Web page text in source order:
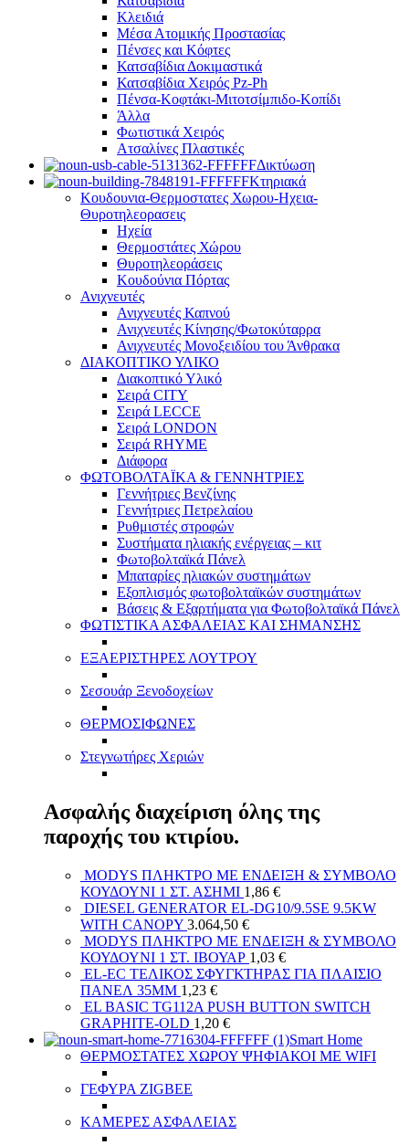
Κλειδιά
Μέσα Ατομικής Προστασίας
Πένσες και Κόφτες
Κατσαβίδια Δοκιμαστικά
Κατσαβίδια Χειρός Pz-Ph
Πένσα-Κοφτάκι-Μιτοτσίμπιδο-Κοπίδι
Άλλα
Φωτιστικά Χειρός
Ατσαλίνες Πλαστικές
Δικτύωση
Κτηριακά
Κουδουνια-Θερμοστατες Χωρου-Ηχεια-
Θυροτηλεορασεις
Ηχεία
Θερμοστάτες Χώρου
Θυροτηλεοράσεις
Κουδούνια Πόρτας
Ανιχνευτές
Ανιχνευτές Καπνού
Ανιχνευτές Κίνησης/Φωτοκύταρρα
Ανιχνευτές Μονοξειδίου του Άνθρακα
ΔΙΑΚΟΠΤΙΚΟ ΥΛΙΚΟ
Διακοπτικό Υλικό
Σειρά CITY
Σειρά LECCE
Σειρά LONDON
Σειρά RHYME
Διάφορα
ΦΩΤΟΒΟΛΤΑΪΚΑ & ΓΕΝΝΗΤΡΙΕΣ
Γεννήτριες Βενζίνης
Γεννήτριες Πετρελαίου
Ρυθμιστές στροφών
Συστήματα ηλιακής ενέργειας – κιτ
Φωτοβολταϊκά Πάνελ
Μπαταρίες ηλιακών συστημάτων
Εξοπλισμός φωτοβολταϊκών συστημάτων
Βάσεις & Εξαρτήματα για Φωτοβολταϊκά Πάνελ
ΦΩΤΙΣΤΙΚΑ ΑΣΦΑΛΕΙΑΣ ΚΑΙ ΣΗΜΑΝΣΗΣ
ΕΞΑΕΡΙΣΤΗΡΕΣ ΛΟΥΤΡΟΥ
Σεσουάρ Ξενοδοχείων
ΘΕΡΜΟΣΙΦΩΝΕΣ
Στεγνωτήρες Χεριών
Ασφαλής διαχείριση όλης της
παροχής του κτιρίου.
MODYS ΠΛΗΚΤΡΟ ΜΕ ΕΝΔΕΙΞΗ & ΣΥΜΒΟΛΟ
ΚΟΥΔΟΥΝΙ 1 ΣΤ. ΑΣΗΜΙ 1,86 €
DIESEL GENERATOR EL-DG10/9.5SE 9.5KW
WITH CANOPY 3.064,50 €
MODYS ΠΛΗΚΤΡΟ ΜΕ ΕΝΔΕΙΞΗ & ΣΥΜΒΟΛΟ
ΚΟΥΔΟΥΝΙ 1 ΣΤ. ΙΒΟΥΑΡ 1,03 €
EL-EC ΤΕΛΙΚΟΣ ΣΦΥΓΚΤΗΡΑΣ ΓΙΑ ΠΛΑΙΣΙΟ
ΠΑΝΕΛ 35MM 1,23 €
EL BASIC TG112A PUSH BUTTON SWITCH
GRAPHITE-OLD 1,20 €
Smart Home
ΘΕΡΜΟΣΤΑΤΕΣ ΧΩΡΟΥ ΨΗΦΙΑΚΟΙ ΜΕ WIFI
ΓΕΦΥΡΑ ZIGBEE
ΚΑΜΕΡΕΣ ΑΣΦΑΛΕΙΑΣ